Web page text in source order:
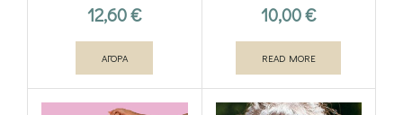
12,60€
ΑΓΟΡΑ
10,00€
READ MORE